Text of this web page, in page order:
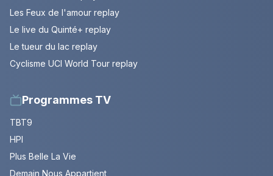
Les Feux de l'amour replay
Le live du Quinté+ replay
Le tueur du lac replay
Cyclisme UCI World Tour replay
Programmes TV
TBT9
HPI
Plus Belle La Vie
Demain Nous Appartient